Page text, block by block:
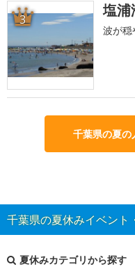
3 塩浦
波が
千葉県の夏の
千葉県の夏休みイベント
夏休みカテゴリから探す